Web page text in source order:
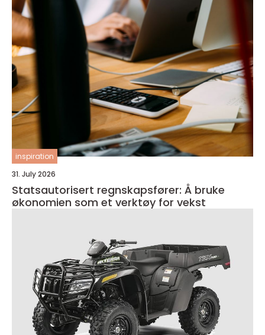
inspiration
31. July 2026
Statsautorisert regnskapsfører: Å bruke
økonomien som et verktøy for vekst